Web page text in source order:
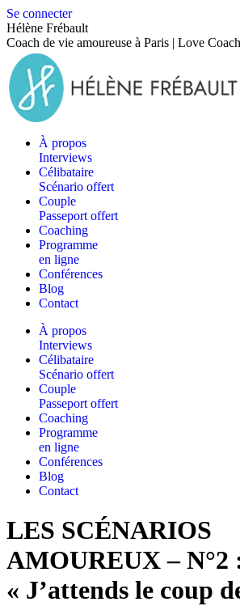
Se connecter
Hélène Frébault
Coach de vie amoureuse à Paris | Love
À propos
Interviews
Célibataire
Scénario offert
Couple
Passeport offert
Coaching
Programme
en ligne
Conférences
Blog
Contact
À propos
Interviews
Célibataire
Scénario offert
Couple
Passeport offert
Coaching
Programme
en ligne
Conférences
Blog
Contact
LES SCÉNARIOS
AMOUREUX – N°2
« J’attends le coup